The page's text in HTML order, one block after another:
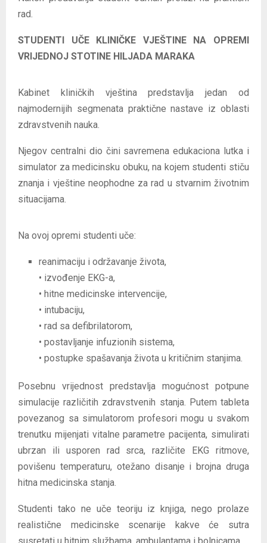
rad.
STUDENTI UČE KLINIČKE VJEŠTINE NA OPREMI
VRIJEDNOJ STOTINE HILJADA MARAKA
Kabinet kliničkih vještina predstavlja jedan od
najmodernijih segmenata praktične nastave iz oblasti
zdravstvenih nauka.
Njegov centralni dio čini savremena edukaciona lutka i
simulator za medicinsku obuku, na kojem studenti stiču
znanja i vještine neophodne za rad u stvarnim životnim
situacijama.
Na ovoj opremi studenti uče:
reanimaciju i održavanje života,
• izvođenje EKG-a,
• hitne medicinske intervencije,
• intubaciju,
• rad sa defibrilatorom,
• postavljanje infuzionih sistema,
• postupke spašavanja života u kritičnim stanjima.
Posebnu vrijednost predstavlja mogućnost potpune
simulacije različitih zdravstvenih stanja. Putem tableta
povezanog sa simulatorom profesori mogu u svakom
trenutku mijenjati vitalne parametre pacijenta, simulirati
ubrzan ili usporen rad srca, različite EKG ritmove,
povišenu temperaturu, otežano disanje i brojna druga
hitna medicinska stanja.
Studenti tako ne uče teoriju iz knjiga, nego prolaze
realistične medicinske scenarije kakve će sutra
susretati u hitnim službama, ambulantama i bolnicama.